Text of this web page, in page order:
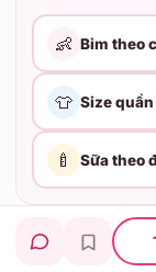
👶 Bỉm theo
👕 Size quần
🍼 Sữa theo
Hộ kinh doanh Hello
© 2026 Hello Con —